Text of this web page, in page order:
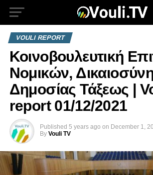
VOULI REPORT
Κοινοβουλευτική
Νομικών,
Δημοσίας Τάξεως |
report 01/12/2021
Published 5 years ago on December 1,
By Vouli TV